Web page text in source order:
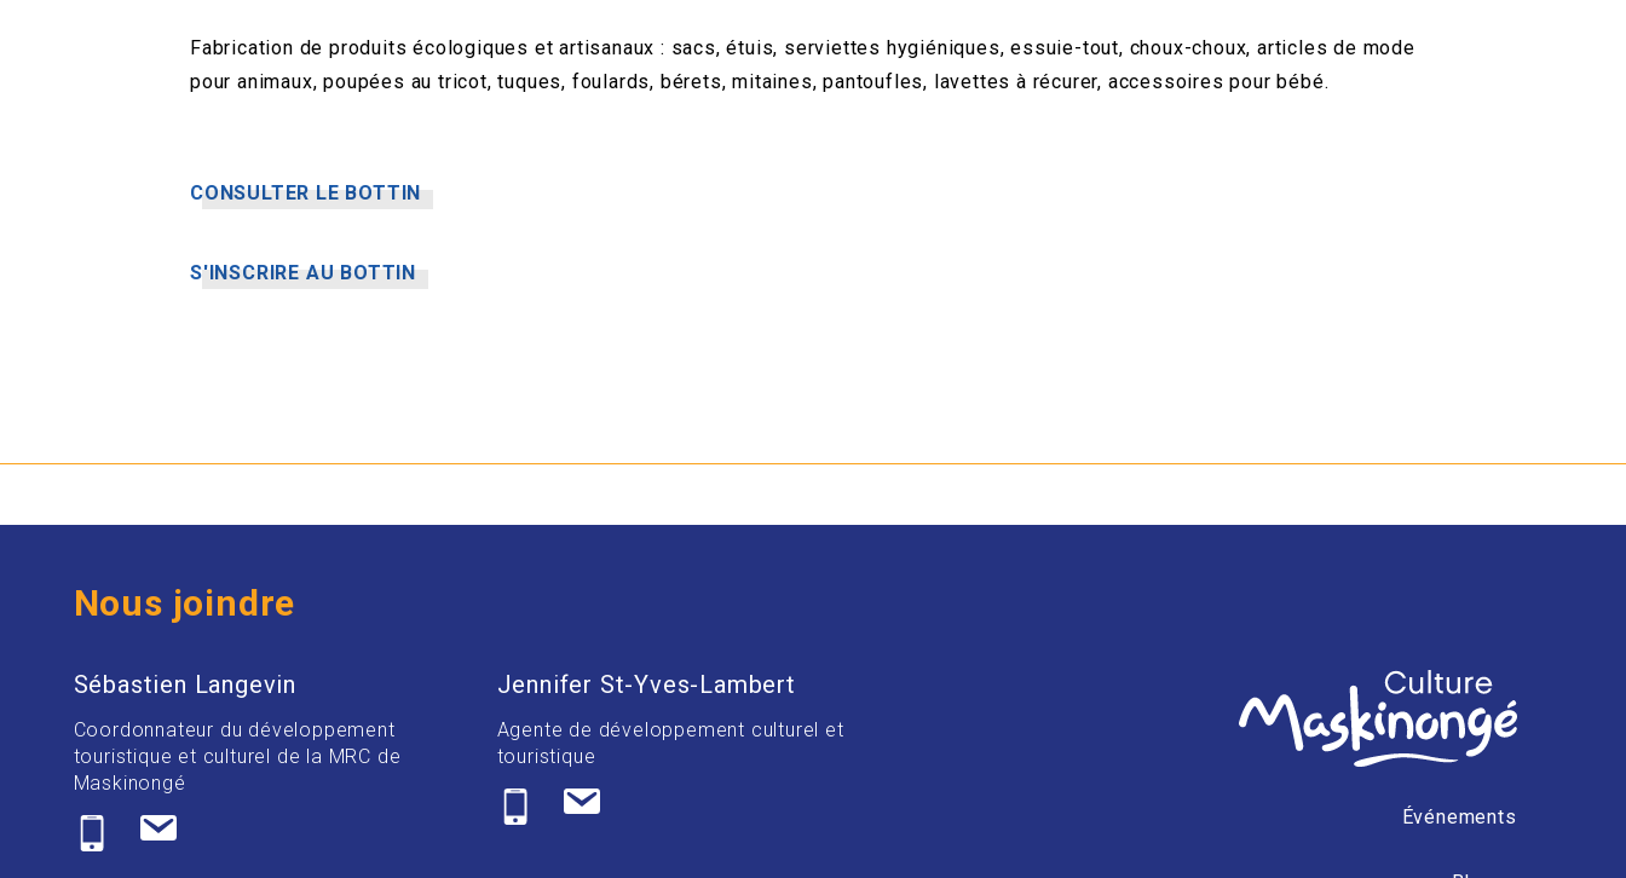
Fabrication de produits écologiques et artisanaux : sacs, étuis, serviettes hygiéniques, essuie-tout, choux-choux, articles de mode
pour animaux, poupées au tricot, tuques, foulards, bérets, mitaines, pantoufles, lavettes à récurer, accessoires pour bébé.
CONSULTER LE BOTTIN
S'INSCRIRE AU BOTTIN
Nous joindre
Sébastien Langevin
Coordonnateur du développement
touristique et culturel de la MRC de
Maskinongé
Jennifer St-Yves-Lambert
Agente de développement culturel et
touristique
Événements